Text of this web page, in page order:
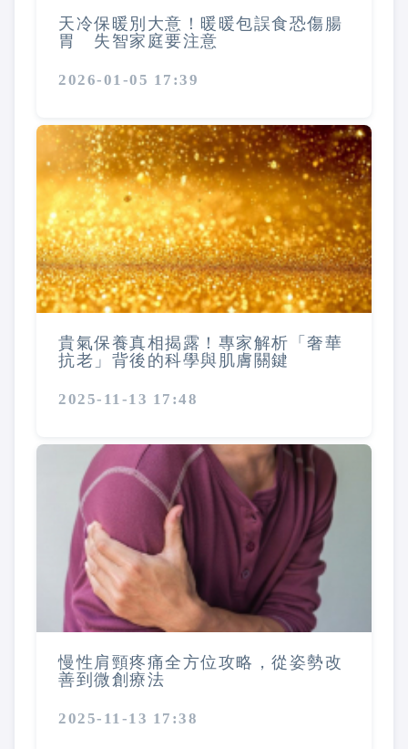
天冷保暖別大意！暖暖包誤食恐傷腸
胃 失智家庭要注意
2026-01-05 17:39
貴氣保養真相揭露！專家解析「奢華
抗老」背後的科學與肌膚關鍵
2025-11-13 17:48
慢性肩頸疼痛全方位攻略，從姿勢改
善到微創療法
2025-11-13 17:38